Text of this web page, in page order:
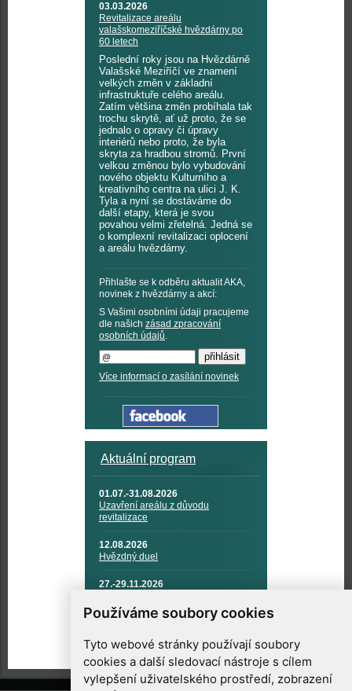
Používáme soubory cookies
Tyto webové stránky používají soubory
cookies a další sledovací nástroje s cílem
vylepšení uživatelského prostředí, zobrazení
03.03.2026
Revitalizace areálu
valašskomeziříčské hvězdárny po
60 letech
Poslední roky jsou na Hvězdárně
Valašské Meziříčí ve znamení
velkých změn v základní
infrastruktuře celého areálu.
Zatím většina změn probíhala tak
trochu skrytě, ať už proto, že se
jednalo o opravy či úpravy
interiérů nebo proto, že byla
skryta za hradbou stromů. První
velkou změnou bylo vybudování
nového objektu Kulturního a
kreativního centra na ulici J. K.
Tyla a nyní se dostáváme do
další etapy, která je svou
povahou velmi zřetelná. Jedná se
o komplexní revitalizaci oplocení
a areálu hvězdárny.
Přihlašte se k odběru aktualit AKA,
novinek z hvězdárny a akcí:
S Vašimi osobními údaji pracujeme
dle našich zásad zpracování
osobních údajů.
Více informací o zasílání novinek
Aktuální program
01.07.-31.08.2026
Uzavření areálu z důvodu
revitalizace
12.08.2026
Hvězdný duel
27.-29.11.2026
TECHNIKA A KOSMICKÉ
TECHNOLOGIE